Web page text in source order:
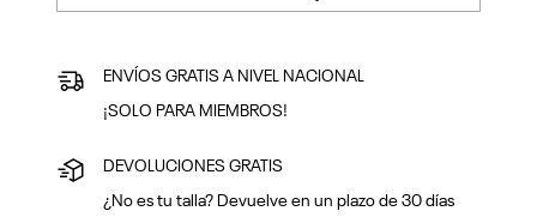
ENVÍOS GRATIS A NIVEL NACIONAL
¡SOLO PARA MIEMBROS!
DEVOLUCIONES GRATIS
¿No es tu talla? Devuelve en un plazo de 30 días